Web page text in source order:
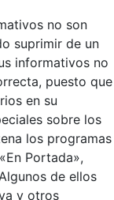
no son
suprimir de un
informativos no
puesto que
en su
sobre los
los programas
Portada»,
de ellos
y otros